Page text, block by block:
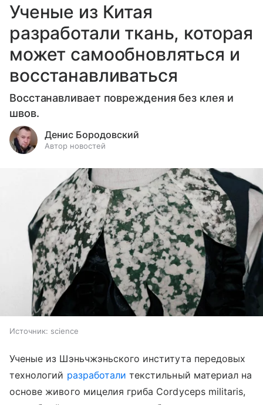
Ученые из Китая
разработали ткань, которая
может самообновляться и
восстанавливаться
Восстанавливает повреждения без клея и
швов.
Денис Бородовский
Автор новостей
Источник: science
Ученые из Шэньчжэньского института передовых
технологий разработали текстильный материал на
основе живого мицелия гриба Cordyceps militaris,